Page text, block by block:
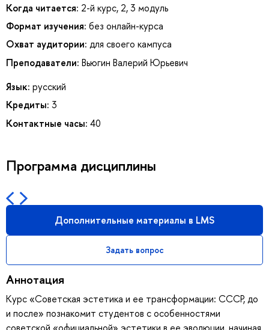
Когда читается: 2-й курс, 2, 3 модуль
Формат изучения: без онлайн-курса
Охват аудитории: для своего кампуса
Преподаватели: Вьюгин Валерий Юрьевич
Язык: русский
Кредиты: 3
Контактные часы: 40
Программа дисциплины
Дополнительные материалы в LMS
Задать вопрос
Аннотация
Курс «Советская эстетика и ее трансформации: СССР, до
и после» познакомит студентов с особенностями